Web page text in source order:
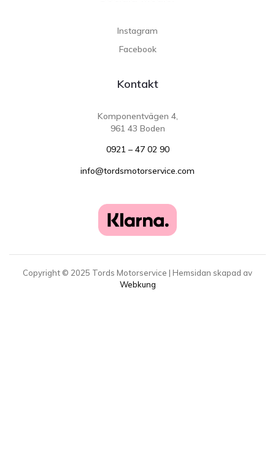
Instagram
Facebook
Kontakt
Komponentvägen 4,
961 43 Boden
0921 – 47 02 90
info@tordsmotorservice.com
Copyright © 2025 Tords Motorservice | Hemsidan skapad av
Webkung